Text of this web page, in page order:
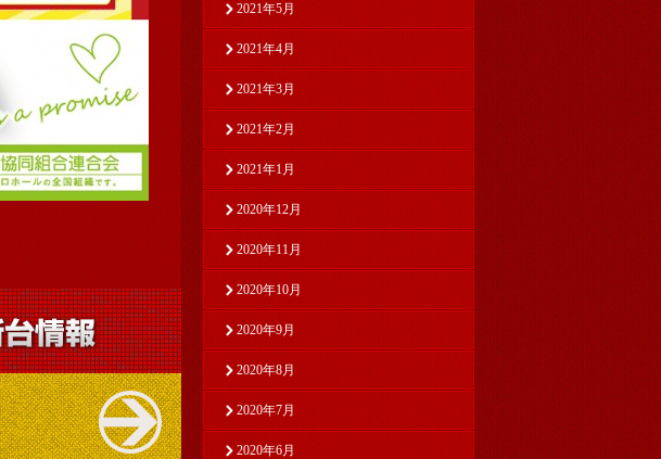
2021年5月
2021年4月
2021年3月
2021年2月
2021年1月
2020年12月
2020年11月
2020年10月
2020年9月
2020年8月
2020年7月
2020年6月